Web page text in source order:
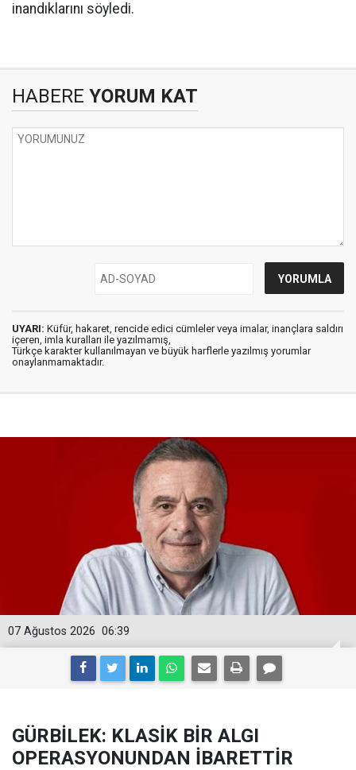
inandıklarını söyledi.
HABERE YORUM KAT
UYARI: Küfür, hakaret, rencide edici cümleler veya imalar, inançlara saldırı
içeren, imla kuralları ile yazılmamış,
Türkçe karakter kullanılmayan ve büyük harflerle yazılmış yorumlar
onaylanmamaktadır.
06:39
07 Ağustos 2026
GÜRBİLEK: KLASİK BİR ALGI
OPERASYONUNDAN İBARETTİR